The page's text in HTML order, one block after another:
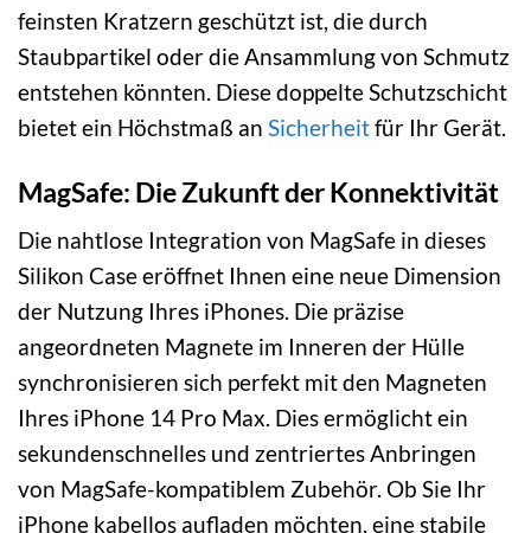
feinsten Kratzern geschützt ist, die durch
Staubpartikel oder die Ansammlung von Schmutz
entstehen könnten. Diese doppelte Schutzschicht
bietet ein Höchstmaß an Sicherheitfür Ihr Gerät.
MagSafe: Die Zukunft der Konnektivität
Die nahtlose Integration von MagSafe in dieses
Silikon Case eröffnet Ihnen eine neue Dimension
der Nutzung Ihres iPhones. Die präzise
angeordneten Magnete im Inneren der Hülle
synchronisieren sich perfekt mit den Magneten
Ihres iPhone 14 Pro Max. Dies ermöglicht ein
sekundenschnelles und zentriertes Anbringen
von MagSafe-kompatiblem Zubehör. Ob Sie Ihr
iPhone kabellos aufladen möchten, eine stabile